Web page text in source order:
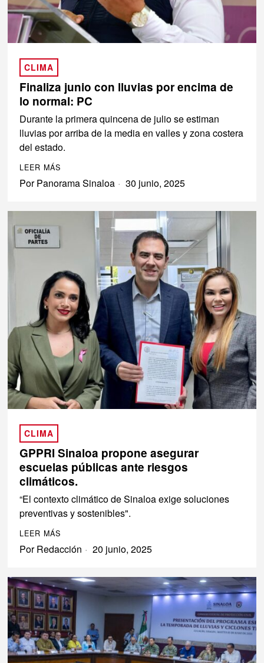
CLIMA
Finaliza junio con lluvias por encima de
lo normal: PC
Durante la primera quincena de julio se estiman
lluvias por arriba de la media en valles y zona costera
del estado.
LEER MÁS
PorPanorama Sinaloa 30 junio, 2025
CLIMA
GPPRI Sinaloa propone asegurar
escuelas públicas ante riesgos
climáticos.
“El contexto climático de Sinaloa exige soluciones
preventivas y sostenibles".
LEER MÁS
PorRedacción 20 junio, 2025